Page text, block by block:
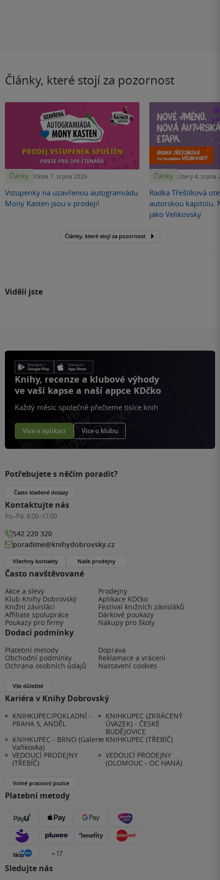
Články, které stojí za pozornost
Články Pátek 7. srpna 2026
Vstupenky na uzavřenou autogramiádu
Mony Kasten jsou v prodeji!
Články Úterý 4. srpna
Radka Třeštíková
autorskou kapitolu.
jako Velikovsky
Články, které stojí za pozornost
Viděli jste
Knihy, recenze a klubové výhody
ve vaší kapse a naší appce KDčko
Každý měsíc společně přečteme tisíce knih
Více o aplikaci Více o klubu
Často navštěvované
Akce a slevy
Prodejny
Klub Knihy Dobrovský
Aplikace KDčko
Knižní závisláci
Festival knižních závisláků
Affiliate spolupráce
Dárkové poukazy
Poukazy pro firmy
Nákupy pro školy
Dodací podmínky
Platební metody
Doprava
Obchodní podmínky
Reklamace a vrácení
Ochrana osobních údajů
Nastavení cookies
Vše důležité
Kariéra v Knihy Dobrovský
KNIHKUPEC/POKLADNÍ -
PRAHA 5, ANDĚL
KNIHKUPEC (ZKRÁCENÝ
ÚVAZEK) - ČESKÉ
BUDĚJOVICE
KNIHKUPEC - BRNO (Galerie
Vaňkovka)
KNIHKUPEC (TŘEBÍČ)
VEDOUCÍ PRODEJNY
(TŘEBÍČ)
VEDOUCÍ PRODEJNY
(OLOMOUC - OC HANÁ)
Volné pracovní pozice
Platební metody
+ 17
Sledujte nás
Potřebujete s něčím poradit?
Často kladené dotazy
Kontaktujte nás
Po–Pá: 8:00–17:00
542 220 320
poradime@knihydobrovsky.cz
Všechny kontakty Naše prodejny